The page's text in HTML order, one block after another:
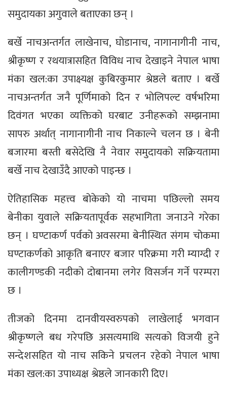
समुदायका अगुवाले बताएका छन् ।
बर्खे नाचअन्तर्गत लाखेनाच, घोडानाच, नागानागीनी नाच,
श्रीकृष्ण र रथयात्रासहित विविध नाच देखाइने नेपाल भाषा
मंका खल:का उपाक्ष्यक्ष कुबिरकुमार श्रेष्ठले बताए । बर्खे
नाचअन्तर्गत जनै पूर्णिमाको दिन र भोलिपल्ट वर्षभरिमा
दिवंगत भएका व्यक्तिको घरबाट उनीहरूको सम्झनामा
सापरु अर्थात् नागानागीनी नाच निकाल्ने चलन छ । बेनी
बजारमा बस्ती बसेदेखि नै नेवार समुदायको सक्रियतामा
बर्खे नाच देखाउँदै आएको पाइन्छ ।
ऐतिहासिक महत्त्व बोकेको यो नाचमा पछिल्लो समय
बेनीका युवाले सक्रियतापूर्वक सहभागिता जनाउने गरेका
छन् । घण्टाकर्ण पर्वको अवसरमा बेनीस्थित संगम चोकमा
घण्टाकर्णको आकृति बनाएर बजार परिक्रमा गरी म्याग्दी र
कालीगण्डकी नदीको दोबानमा लगेर विसर्जन गर्ने परम्परा
छ ।
तीजको दिनमा दानवीयस्वरुपको लाखेलाई भगवान
श्रीकृष्णले बध गरेपछि असत्यमाथि सत्यको विजयी हुने
सन्देशसहित यो नाच सकिने प्रचलन रहेको नेपाल भाषा
मंका खल:का उपाध्यक्ष श्रेष्ठले जानकारी दिए।